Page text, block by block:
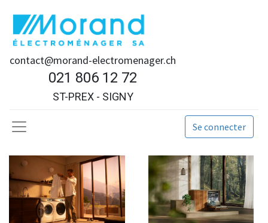
contact@morand-electromenager.ch
021 806 12 72
ST-PREX - SIGNY
Se connecter